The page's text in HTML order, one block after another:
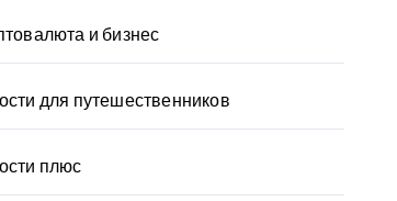
и бизнес
для путешественников
плюс